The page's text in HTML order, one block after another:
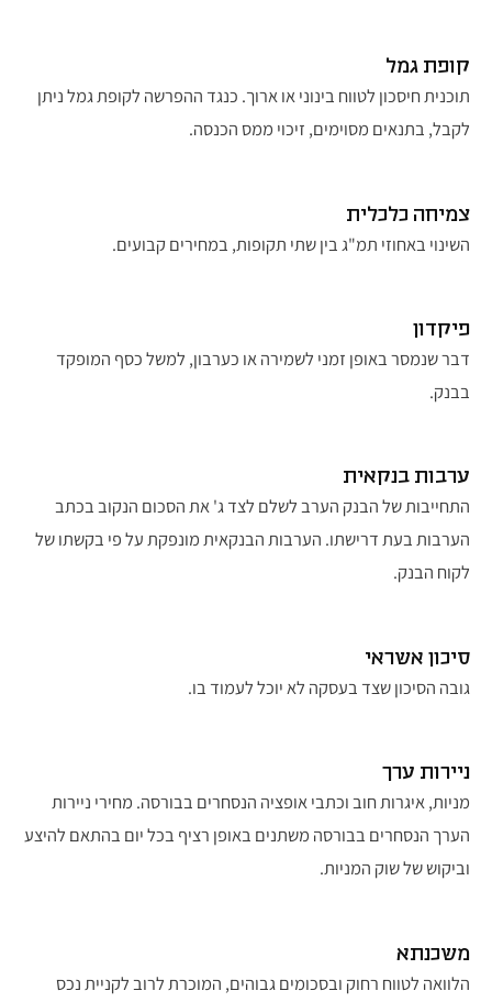
קופת גמל
תוכנית חיסכון לטווח בינוני או ארוך. כנגד ההפרשה לקופת גמל ניתן
לקבל, בתנאים מסוימים, זיכוי ממס הכנסה.
צמיחה כלכלית
השינוי באחוזי תמ"ג בין שתי תקופות, במחירים קבועים.​
פיקדון
דבר שנמסר באופן זמני לשמירה או כערבון, למשל כסף המופקד
בבנק.
ערבות בנקאית
התחייבות של הבנק הערב לשלם לצד ג' את הסכום הנקוב בכתב
הערבות בעת דרישתו. הערבות הבנקאית מונפקת על פי בקשתו של
לקוח הבנק.​
סיכון אשראי
גובה הסיכון שצד בעסקה לא יוכל לעמוד בו.
ניירות ערך
מניות, איגרות חוב וכתבי אופציה הנסחרים בבורסה. מחירי ניירות
הערך הנסחרים בבורסה משתנים באופן רציף בכל יום בהתאם להיצע
וביקוש של שוק המניות.​
משכנתא
הלוואה לטווח רחוק ובסכומים גבוהים, המוכרת לרוב לקניית נכס